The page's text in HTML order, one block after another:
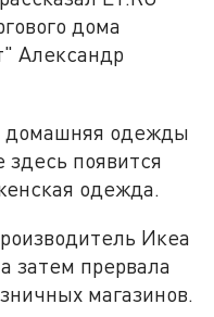
дома
Александр
домашняя одежды
здесь появится
одежда.
Икеа
затем прервала
магазинов.